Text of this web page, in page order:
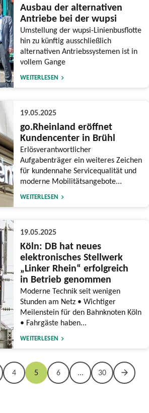
Ausbau der alternativen
Antriebe bei der wupsi
Umstellung der wupsi-Linienbusflotte
hin zu künftig ausschließlich
alternativen Antriebssystemen ist in
vollem Gange
WEITERLESEN
19.05.2025
go.Rheinland eröffnet
Kundencenter in Brühl
Erlösverantwortlicher
Aufgabenträger ein weiteres Zeichen
für kundennahe Servicequalität und
moderne Mobilitätsangebote...
WEITERLESEN
19.05.2025
Köln: DB hat neues
elektronisches Stellwerk
„Linker Rhein“ erfolgreich
in Betrieb genommen
Moderne Technik seit wenigen
Stunden am Netz • Wichtiger
Meilenstein für den Bahnknoten Köln
• Fahrgäste haben...
WEITERLESEN
4 5 6 ... 30